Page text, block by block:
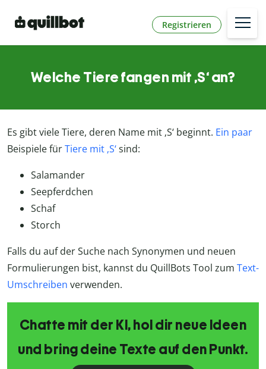
Registrieren
Welche Tiere fangen mit ‚S‘ an?
Es gibt viele Tiere, deren Name mit ‚S‘ beginnt. Ein paar
Beispiele fürTiere mit ‚S‘sind:
Salamander
Seepferdchen
Schaf
Storch
Falls du auf der Suche nach Synonymen und neuen
Formulierungen bist, kannst du QuillBots Tool zum Text-
Umschreiben verwenden.
Chatte mit der KI, hol dir neue Ideen
und bring deine Texte auf den Punkt.